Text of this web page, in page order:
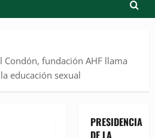
Condón, fundación AHF llama
educación sexual
PRESIDENCIA
DE LA